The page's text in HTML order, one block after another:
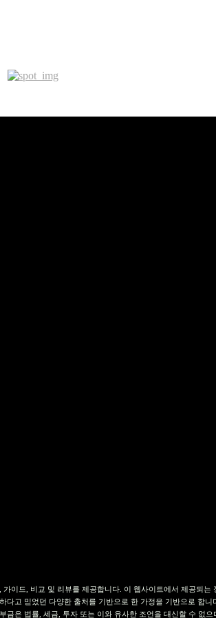
가이드, 비교 및 ​​리뷰를 제공합니다. 이 웹사이트에서 제공
고 믿었던 다양한 출처를 기반으로 한 가정을 기반으로 합
은 법률, 세금, 투자 또는 이와 유사한 조언을 대신할 수 없